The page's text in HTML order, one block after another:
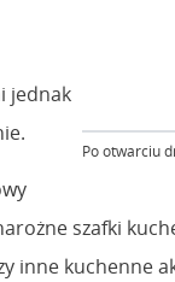
Po otwarciu
jednak
szafki
inne